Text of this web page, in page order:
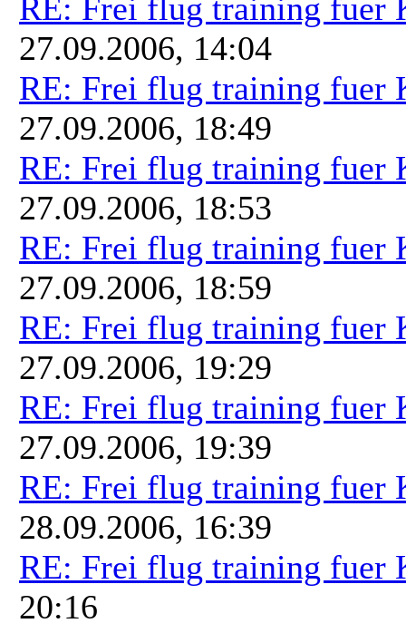
RE: Frei flug training fuer
27.09.2006, 14:04
RE: Frei flug training fuer
27.09.2006, 18:49
RE: Frei flug training fuer
27.09.2006, 18:53
RE: Frei flug training fuer
27.09.2006, 18:59
RE: Frei flug training fuer
27.09.2006, 19:29
RE: Frei flug training fuer
27.09.2006, 19:39
RE: Frei flug training fuer
28.09.2006, 16:39
RE: Frei flug training fuer
20:16